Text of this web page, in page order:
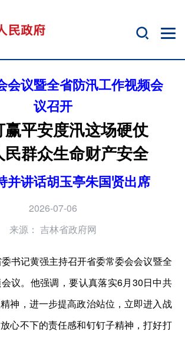
会议暨全省防汛工作视频会
议召开
赢平安度汛这场硬仗
民群众生命财产安全
并讲话胡玉亭朱国贤出席
2026-07-06
来源： 吉林省政府网
书记黄强主持召开省委常委会会议暨全
议。他强调，要认真落实6月30日中共
神，进一步提高政治站位，立即进入战
心不下的责任感和钉钉子精神，打好打